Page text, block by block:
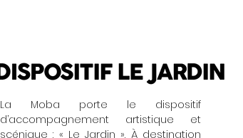
La Moba porte le dispositif
d’accompagnement artistique et
scénique : « Le Jardin ». À destination